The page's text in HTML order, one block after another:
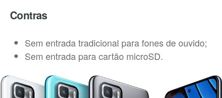
Contras
Sem entrada tradicional para fones de ouvido;
Sem entrada para cartão microSD.